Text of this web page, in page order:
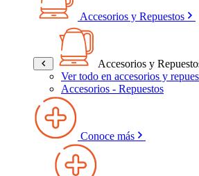
Accesorios y Repuestos
Accesorios y
Ver todo en accesorios y
Accesorios - Repuestos
Conoce más